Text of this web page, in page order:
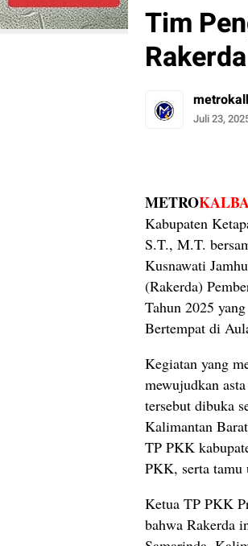
Tim
Juli 23,
METRO
Kabupaten
S.T., M.T.
Kusnawati
(Rakerda)
Tahun 2025
Bertempat di
Kegiatan yang
mewujudkan
tersebut dibuka
Kalimantan
TP PKK
PKK, serta tamu
Ketua TP PKK
bahwa Rakerda